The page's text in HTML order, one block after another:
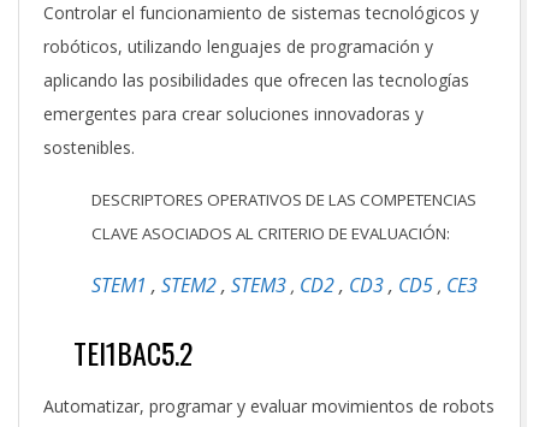
Controlar el funcionamiento de sistemas tecnológicos y
robóticos, utilizando lenguajes de programación y
aplicando las posibilidades que ofrecen las tecnologías
emergentes para crear soluciones innovadoras y
sostenibles.
DESCRIPTORES OPERATIVOS DE LAS COMPETENCIAS
CLAVE ASOCIADOS AL CRITERIO DE EVALUACIÓN:
STEM1 , STEM2, STEM3 , CD2, CD3, CD5 , CE3
TEI1BAC5.2
Automatizar, programar y evaluar movimientos de robots